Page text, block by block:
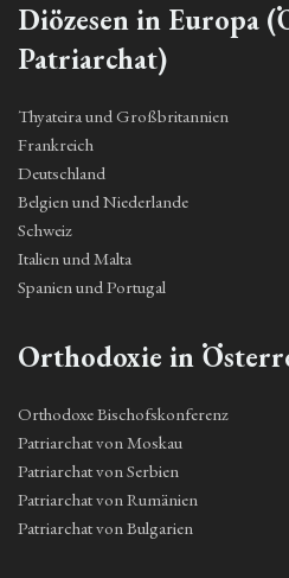
Diözesen in Europa
Patriarchat)
Thyateira und Großbritannien
Frankreich
Deutschland
Belgien und Niederlande
Schweiz
Italien und Malta
Spanien und Portugal
Orthodoxie in
Orthodoxe Bischofskonferenz
Patriarchat von Moskau
Patriarchat von Serbien
Patriarchat von Rumänien
Patriarchat von Bulgarien